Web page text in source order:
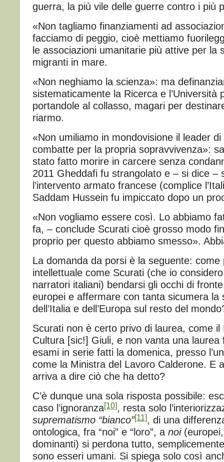
guerra, la più vile delle guerre contro i più
«Non tagliamo finanziamenti ad
facciamo di peggio, cioè mettiamo
le associazioni umanitarie più attive per la
migranti in mare.
«Non neghiamo la scienza»: ma
sistematicamente la Ricerca e l’Università
portandole al collasso, magari per
riarmo.
«Non umiliamo in mondovisione il leader
combatte per la propria sopravvivenza»:
stato fatto morire in carcere senza
2011 Gheddafi fu strangolato e – si dice –
l’intervento armato francese (complice
Saddam Hussein fu impiccato dopo un
«Non vogliamo essere così. Lo abbiamo
fa, – conclude Scurati cioè grosso modo
proprio per questo abbiamo smesso».
La domanda da porsi è la seguente: come
intellettuale come Scurati (che io
narratori italiani) bendarsi gli occhi di
europei e affermare con tanta sicumera
dell’Italia e dell’Europa sul resto del
Scurati non è certo privo di laurea, come il
Cultura [sic!] Giuli, e non vanta una laurea
esami in serie fatti la domenica, presso
come la Ministra del Lavoro Calderone. E
arriva a dire ciò che ha detto?
C’è dunque una sola risposta possibile:
caso l’ignoranza[10], resta solo
suprematismo “bianco”[11], di una
ontologica, fra “noi” e “loro”, a noi
dominanti) si perdona tutto,
sono esseri umani. Si spiega solo così